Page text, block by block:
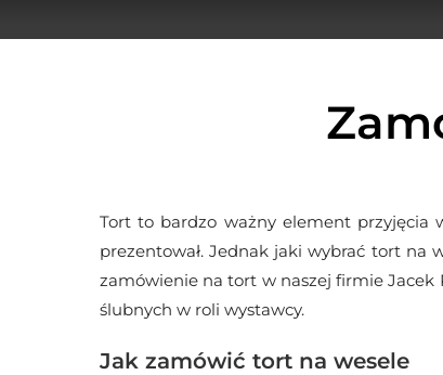
Tort to bardzo ważny element przyjęcia
prezentował. Jednak jaki wybrać tort na
zamówienie na tort w naszej firmie Jacek
ślubnych w roli wystawcy.
Jak zamówić tort na wesele